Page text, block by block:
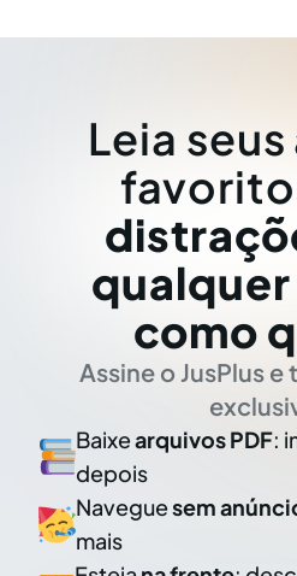
Leia
como
Assine o JusPlus
Baixearquivos PDF:
depois
Naveguesem
mais